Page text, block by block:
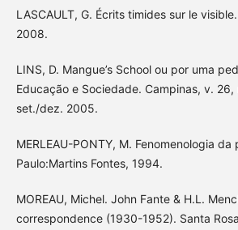
LASCAULT, G. Écrits timides sur le
2008.
LINS, D. Mangue’s School ou por uma
Educação e Sociedade. Campinas, v.
set./dez. 2005.
MERLEAU-PONTY, M. Fenomenologia
Paulo:Martins Fontes, 1994.
MOREAU, Michel. John Fante & H.L.
correspondence (1930-1952). Santa